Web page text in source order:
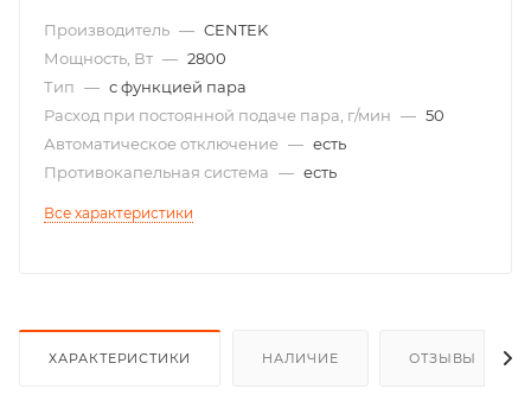
Производитель — CENTEK
Мощность, Вт — 2800
Тип — с функцией пара
Расход при постоянной подаче пара, г/мин — 50
Автоматическое отключение — есть
Противокапельная система — есть
Все характеристики
ХАРАКТЕРИСТИКИ НАЛИЧИЕ ОТЗЫВЫ